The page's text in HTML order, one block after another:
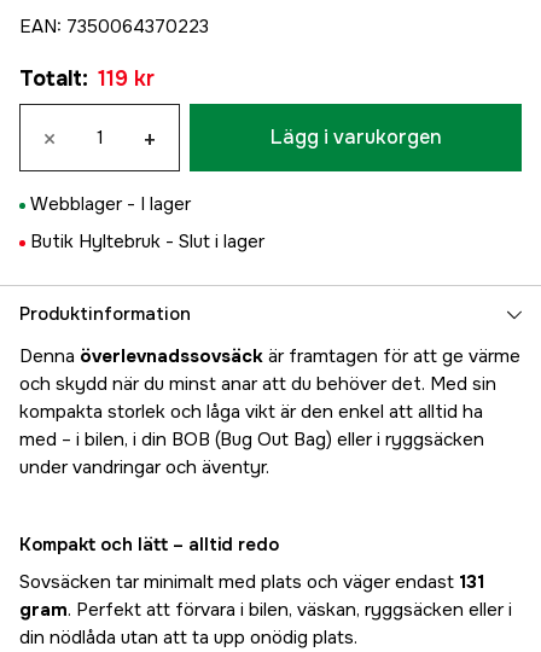
EAN: 7350064370223
Totalt: 119 kr
× + Lägg i varukorgen
Webblager - I lager
Butik Hyltebruk - Slut i lager
Produktinformation
Denna överlevnadssovsäck är framtagen för att ge värme
och skydd när du minst anar att du behöver det. Med sin
kompakta storlek och låga vikt är den enkel att alltid ha
med – i bilen, i din BOB (Bug Out Bag) eller i ryggsäcken
under vandringar och äventyr.
Kompakt och lätt – alltid redo
Sovsäcken tar minimalt med plats och väger endast 131
gram. Perfekt att förvara i bilen, väskan, ryggsäcken eller i
din nödlåda utan att ta upp onödig plats.